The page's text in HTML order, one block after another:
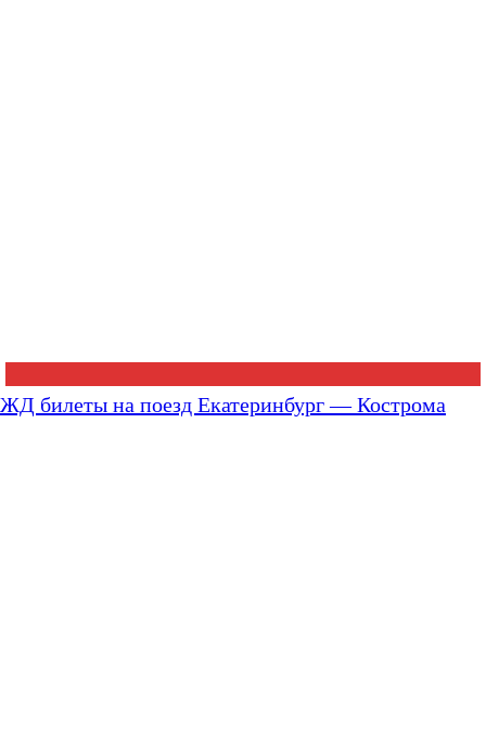
ЖД билеты на поезд Екатеринбург — Кострома